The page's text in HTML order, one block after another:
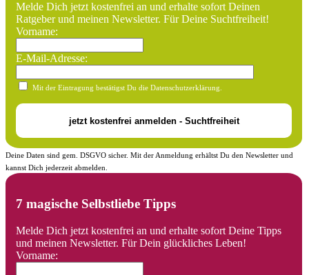
Melde Dich jetzt kostenfrei an und erhalte sofort Deinen
Ratgeber und meinen Newsletter. Für Deine Suchtfreiheit!
Vorname:
E-Mail-Adresse:
Mit der Eintragung bestätigst Du die Datenschutzerklärung.
Deine Daten sind gem. DSGVO sicher. Mit der Anmeldung erhältst Du den Newsletter und
kannst Dich jederzeit abmelden.
7 magische Selbstliebe Tipps
Melde Dich jetzt kostenfrei an und erhalte sofort Deine Tipps
und meinen Newsletter. Für Dein glückliches Leben!
Vorname: